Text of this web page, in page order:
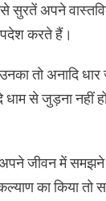
से सुरतें अपने
करते हैं।
तो अनादि धार
से जुड़ना नहीं
जीवन में समझने
का किया तो